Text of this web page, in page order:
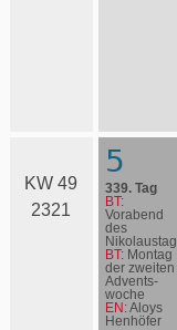
KW 49
2321
5
339. Tag
BT:
Vorabend
des
BT: Montag
der zweiten
Advents­
woche
EN:Aloys
Henhöfer